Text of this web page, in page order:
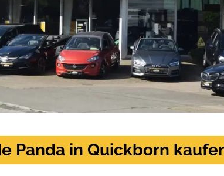
Panda in Quickborn